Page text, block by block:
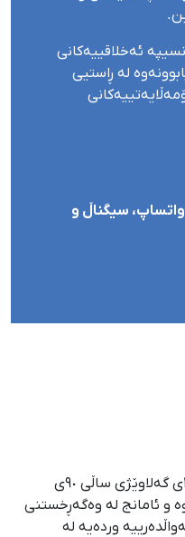
ئەخلاقییەکانی
لە ڕاستیی
واتساپ، سیگناڵ و
ئاژانسی هەواڵدەریی کوردستان، لە ١ی گەلاوێژی ساڵی ٩٠ی
و ئامانج لە وەگەڕخستنی
وردەیە لە